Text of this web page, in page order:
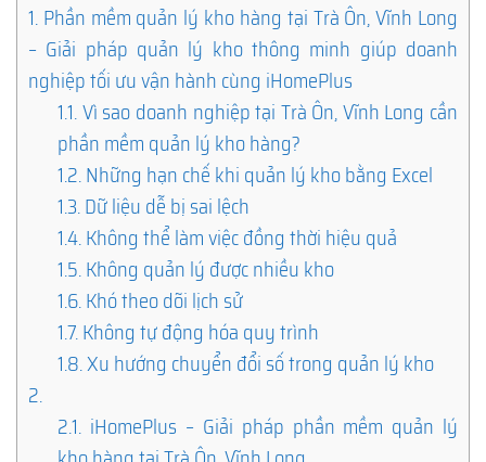
1. Phần mềm quản lý kho hàng tại Trà Ôn, Vĩnh Long
– Giải pháp quản lý kho thông minh giúp doanh
nghiệp tối ưu vận hành cùng iHomePlus
1.1.Vì sao doanh nghiệp tại Trà Ôn, Vĩnh Long cần
phần mềm quản lý kho hàng?
1.2.Những hạn chế khi quản lý kho bằng Excel
1.3.Dữ liệu dễ bị sai lệch
1.4.Không thể làm việc đồng thời hiệu quả
1.5.Không quản lý được nhiều kho
1.6.Khó theo dõi lịch sử
1.7.Không tự động hóa quy trình
1.8.Xu hướng chuyển đổi số trong quản lý kho
2.
2.1. iHomePlus – Giải pháp phần mềm quản lý